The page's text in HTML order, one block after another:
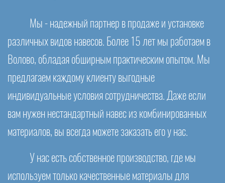
Мы - надежный партнер в продаже и установке
различных видов навесов. Более 15 лет мы работаем в
Волово, обладая обширным практическим опытом. Мы
предлагаем каждому клиенту выгодные
индивидуальные условия сотрудничества. Даже если
вам нужен нестандартный навес из комбинированных
материалов, вы всегда можете заказать его у нас.
У нас есть собственное производство, где мы
используем только качественные материалы для